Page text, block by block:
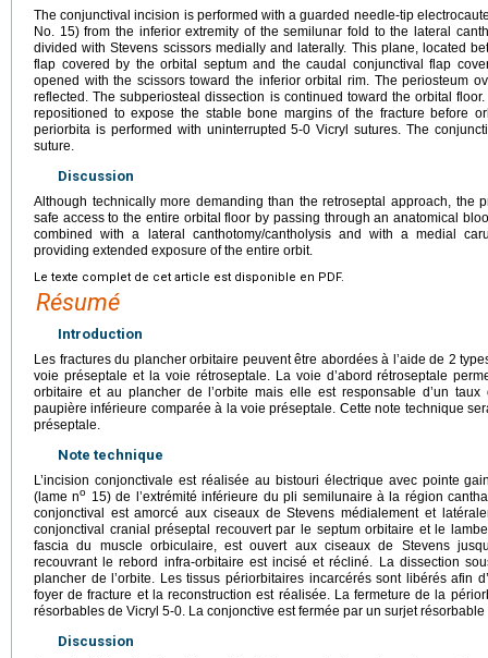
The conjunctival incision is performed with a guarded needle-tip
No. 15) from the inferior extremity of the semilunar fold to the lateral
divided with Stevens scissors medially and laterally. This plane, located
flap covered by the orbital septum and the caudal conjunctival flap
opened with the scissors toward the inferior orbital rim. The periosteum
reflected. The subperiosteal dissection is continued toward the orbital
repositioned to expose the stable bone margins of the fracture before
periorbita is performed with uninterrupted 5-0 Vicryl sutures. The
suture.
Discussion
Although technically more demanding than the retroseptal approach, the
safe access to the entire orbital floor by passing through an anatomical
combined with a lateral canthotomy/cantholysis and with a medial
providing extended exposure of the entire orbit.
Le texte complet de cet article est disponible en PDF.
Résumé
Introduction
Les fractures du plancher orbitaire peuvent être abordées à l’aide de 2
voie préseptale et la voie rétroseptale. La voie d’abord rétroseptale
orbitaire et au plancher de l’orbite mais elle est responsable d’un
paupière inférieure comparée à la voie préseptale. Cette note technique
préseptale.
Note technique
L’incision conjonctivale est réalisée au bistouri électrique avec pointe
(lame no 15) de l’extrémité inférieure du pli semilunaire à la région
conjonctival est amorcé aux ciseaux de Stevens médialement et
conjonctival cranial préseptal recouvert par le septum orbitaire et le
fascia du muscle orbiculaire, est ouvert aux ciseaux de Stevens
recouvrant le rebord infra-orbitaire est incisé et récliné. La dissection
plancher de l’orbite. Les tissus périorbitaires incarcérés sont libérés afin
foyer de fracture et la reconstruction est réalisée. La fermeture de la
résorbables de Vicryl 5-0. La conjonctive est fermée par un surjet
Discussion